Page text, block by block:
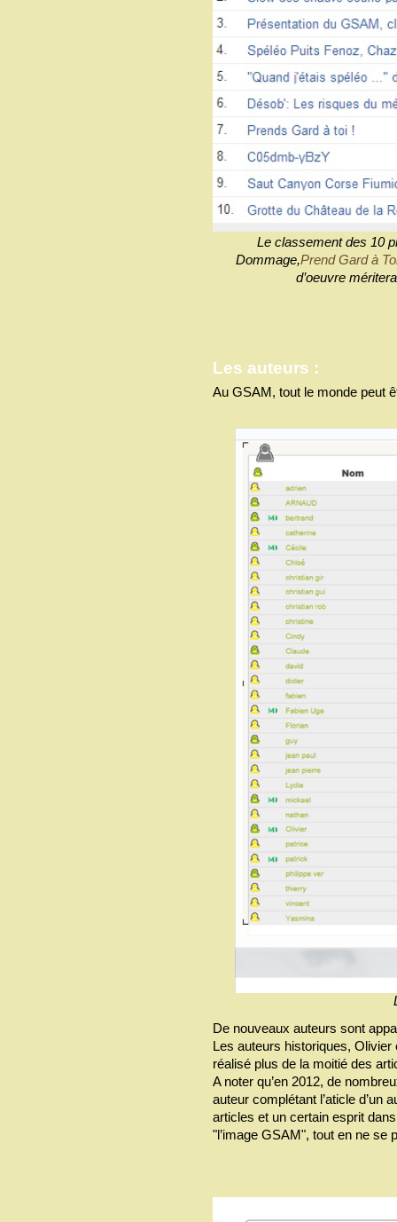
Le classement des 10
Dommage,Prend Gard à
d’oeuvre
Les auteurs :
Au GSAM, tout le monde peut
De nouveaux auteurs sont
Les auteurs historiques,
réalisé plus de la moitié des
A noter qu’en 2012, de
auteur complétant l’aticle d’un
articles et un certain esprit
"l’image GSAM", tout en ne se